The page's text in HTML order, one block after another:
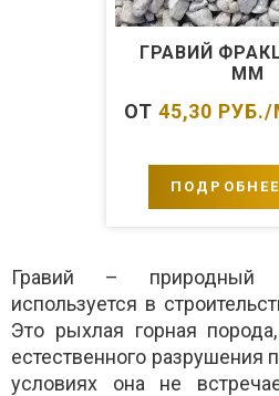
ГРАВИЙ
ММ
ОТ 45,30 РУБ./
ПОДРОБНЕЕ
Гравий – природный
используется в
Это рыхлая горная
естественного разрушения
условиях она не